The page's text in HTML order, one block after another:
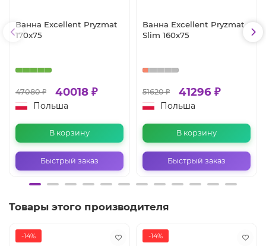
Ванна Excellent Pryzmat
170x75
47080 ₽ 40018 ₽
Польша
В корзину
Быстрый заказ
Ванна Excellent Pryzmat
Slim 160x75
51620 ₽ 41296 ₽
Польша
В корзину
Быстрый заказ
Товары этого производителя
-14% -14%